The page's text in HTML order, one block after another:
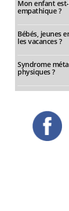
Mon enfant
empathique ?
Bébés, jeunes
les vacances ?
Syndrome
physiques ?